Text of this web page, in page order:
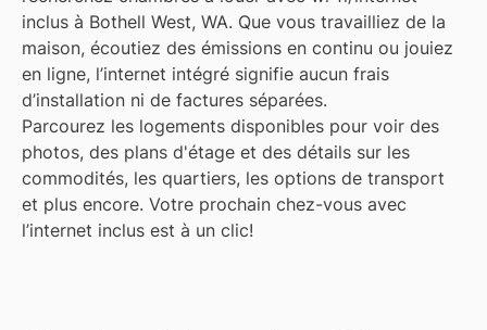
inclus à Bothell West, WA. Que vous travailliez de la
maison, écoutiez des émissions en continu ou jouiez
en ligne, l’internet intégré signifie aucun frais
d’installation ni de factures séparées.
Parcourez les logements disponibles pour voir des
photos, des plans d'étage et des détails sur les
commodités, les quartiers, les options de transport
et plus encore. Votre prochain chez-vous avec
l’internet inclus est à un clic!